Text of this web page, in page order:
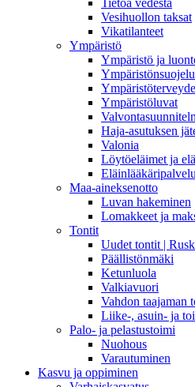
Vesihuollon taksat
Vikatilanteet
Ympäristö
Ympäristö ja
Ympäristöluvat
Haja-asutuksen
Valonia
Löytöeläimet ja
Maa-aineksenotto
Luvan hakeminen
Lomakkeet ja
Tontit
Uudet tontit |
Päällistönmäki
Ketunluola
Valkiavuori
Vahdon taajaman
Liike-, asuin- ja
Palo- ja pelastustoimi
Nuohous
Varautuminen
Kasvu ja oppiminen